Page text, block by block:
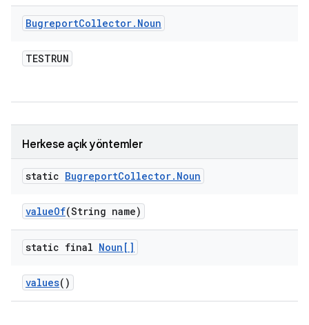
BugreportCollector. Noun
TESTRUN
Herkese açık yöntemler
static BugreportCollector. Noun
valueOf(String name)
static final Noun[]
values()